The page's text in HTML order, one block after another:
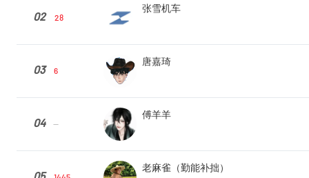
02 28
张雪机车
03 6
唐嘉琦
04 --
傅羊羊
老麻雀（勤能补拙）